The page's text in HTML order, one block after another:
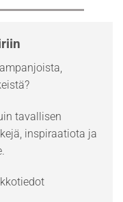
tavallisen
inspiraatiota ja